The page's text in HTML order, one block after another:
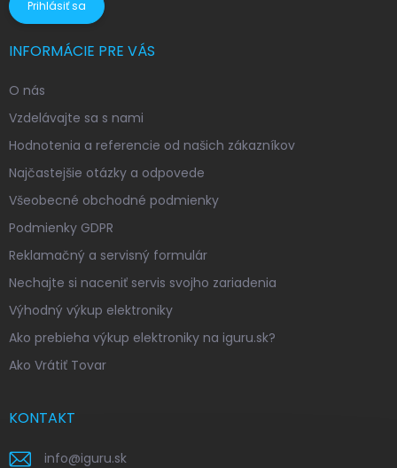
Prihlásiť sa
INFORMÁCIE PRE VÁS
O nás
Vzdelávajte sa s nami
Hodnotenia a referencie od našich zákazníkov
Najčastejšie otázky a odpovede
Všeobecné obchodné podmienky
Podmienky GDPR
Reklamačný a servisný formulár
Nechajte si naceniť servis svojho zariadenia
Výhodný výkup elektroniky
Ako prebieha výkup elektroniky na iguru.sk?
Ako Vrátiť Tovar
KONTAKT
info@iguru.sk